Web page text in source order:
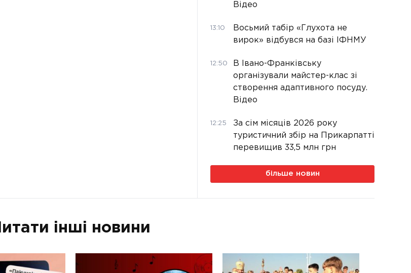
Відео
13:10
Восьмий табір «Глухота не
вирок» відбувся на базі ІФНМУ
12:50
В Івано-Франківську
організували майстер-клас зі
створення адаптивного посуду.
Відео
12:25
За сім місяців 2026 року
туристичний збір на Прикарпатті
перевищив 33,5 млн грн
більше новин
інші новини